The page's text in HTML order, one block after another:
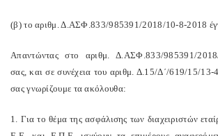
(β) το αριθμ. Δ.ΑΣΦ.833/985391/2018/10-8-2018
Απαντώντας στο αριθμ. Δ.ΑΣΦ.833/985391/
σας, και σε συνέχεια του αριθμ. Δ.15/Δ΄/619/15/
σας γνωρίζουμε τα ακόλουθα:
1. Για το θέμα της ασφάλισης των διαχειριστών